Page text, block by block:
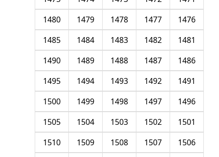
1476
1477
1478
1479
1480
1481
1482
1483
1484
1485
1486
1487
1488
1489
1490
1491
1492
1493
1494
1495
1496
1497
1498
1499
1500
1501
1502
1503
1504
1505
1506
1507
1508
1509
1510